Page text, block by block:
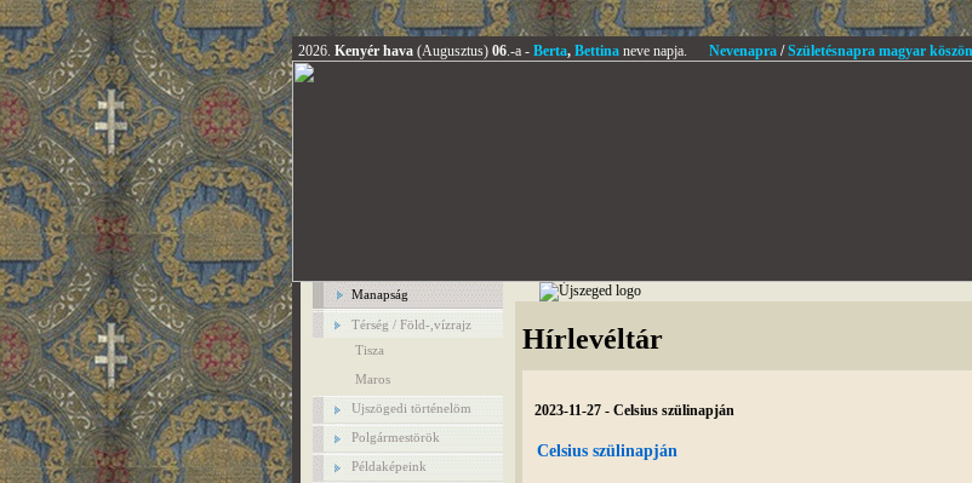
2026. Kenyér hava (Augusztus) 06.-a - Berta, Bettinaneve napja. Nevenapra/Születésnapra magyar
Manapság
Térség / Föld-,vízrajz
Tisza
Maros
Ujszögedi történelöm
Polgármestörök
Példaképeink
Hírlevéltár
2023-11-27 - Celsius szülinapján
Celsius szülinapján